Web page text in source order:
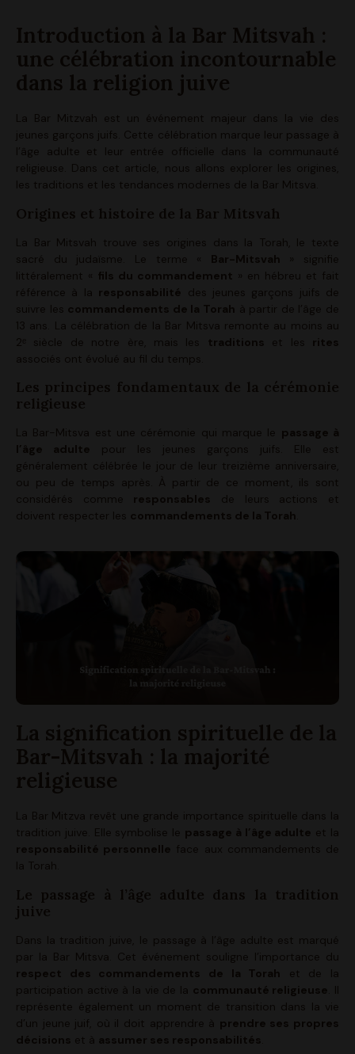
Introduction à la Bar Mitsvah :
une célébration incontournable
dans la religion juive
La Bar Mitzvah est un événement majeur dans la vie des
jeunes garçons juifs. Cette célébration marque leur passage à
l’âge adulte et leur entrée officielle dans la communauté
religieuse. Dans cet article, nous allons explorer les origines,
les traditions et les tendances modernes de la Bar Mitsva.
Origines et histoire de la Bar Mitsvah
La Bar Mitsvah trouve ses origines dans la Torah, le texte
sacré du judaïsme. Le terme « Bar-Mitsvah » signifie
littéralement « fils du commandement » en hébreu et fait
référence à la responsabilité des jeunes garçons juifs de
suivre les commandements de la Torah à partir de l’âge de
13 ans. La célébration de la Bar Mitsva remonte au moins au
2ᵉ siècle de notre ère, mais les traditions et les rites
associés ont évolué au fil du temps.
Les principes fondamentaux de la cérémonie
religieuse
La Bar-Mitsva est une cérémonie qui marque le passage à
l’âge adulte pour les jeunes garçons juifs. Elle est
généralement célébrée le jour de leur treizième anniversaire,
ou peu de temps après. À partir de ce moment, ils sont
considérés comme responsables
de leurs actions et
doivent respecter les
commandements de la Torah
La signification spirituelle de la
Bar-Mitsvah : la majorité
religieuse
La Bar Mitzva revêt une grande importance spirituelle dans la
tradition juive. Elle symbolise le passage à l’âge adulte et la
responsabilité personnelle face aux commandements de
la Torah.
Le passage à l’âge adulte dans la tradition
juive
Dans la tradition juive, le passage à l’âge adulte est marqué
par la Bar Mitsva. Cet événement souligne l’importance du
respect des commandements de la Torah
et de la
participation active à la vie de la communauté religieuse . Il
représente également un moment de transition dans la vie
d’un jeune juif, où il doit apprendre à prendre ses propres
décisions et à assumer ses responsabilités